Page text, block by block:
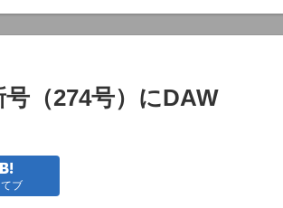
（274号）にDAW
ブ